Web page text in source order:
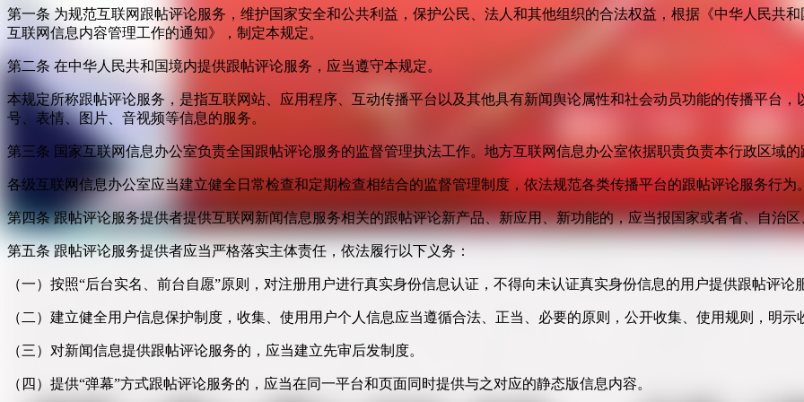
第一条 为规范互联网跟帖评论服务，维护国家安全和公共利益，保护公民、法人和其他组织的合法权益，根据《中华人民共
互联网信息内容管理工作的通知》，制定本规定。
第二条 在中华人民共和国境内提供跟帖评论服务，应当遵守本规定。
本规定所称跟帖评论服务，是指互联网站、应用程序、互动传播平台以及其他具有新闻舆论属性和社会动员功能的传播平台
号、表情、图片、音视频等信息的服务。
第三条 国家互联网信息办公室负责全国跟帖评论服务的监督管理执法工作。地方互联网信息办公室依据职责负责本行政区域
各级互联网信息办公室应当建立健全日常检查和定期检查相结合的监督管理制度，依法规范各类传播平台的跟帖评论服务行为
第四条 跟帖评论服务提供者提供互联网新闻信息服务相关的跟帖评论新产品、新应用、新功能的，应当报国家或者省、自治
第五条 跟帖评论服务提供者应当严格落实主体责任，依法履行以下义务：
（一）按照“后台实名、前台自愿”原则，对注册用户进行真实身份信息认证，不得向未认证真实身份信息的用户提供跟帖评论
（二）建立健全用户信息保护制度，收集、使用用户个人信息应当遵循合法、正当、必要的原则，公开收集、使用规则，明
（三）对新闻信息提供跟帖评论服务的，应当建立先审后发制度。
（四）提供“弹幕”方式跟帖评论服务的，应当在同一平台和页面同时提供与之对应的静态版信息内容。